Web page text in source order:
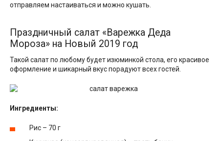
отправляем настаиваться и можно кушать.
Праздничный салат «Варежка Деда
Мороза» на Новый 2019 год
Такой салат по любому будет изюминкой стола, его красивое
оформление и шикарный вкус порадуют всех гостей.
Ингредиенты:
Рис – 70 г